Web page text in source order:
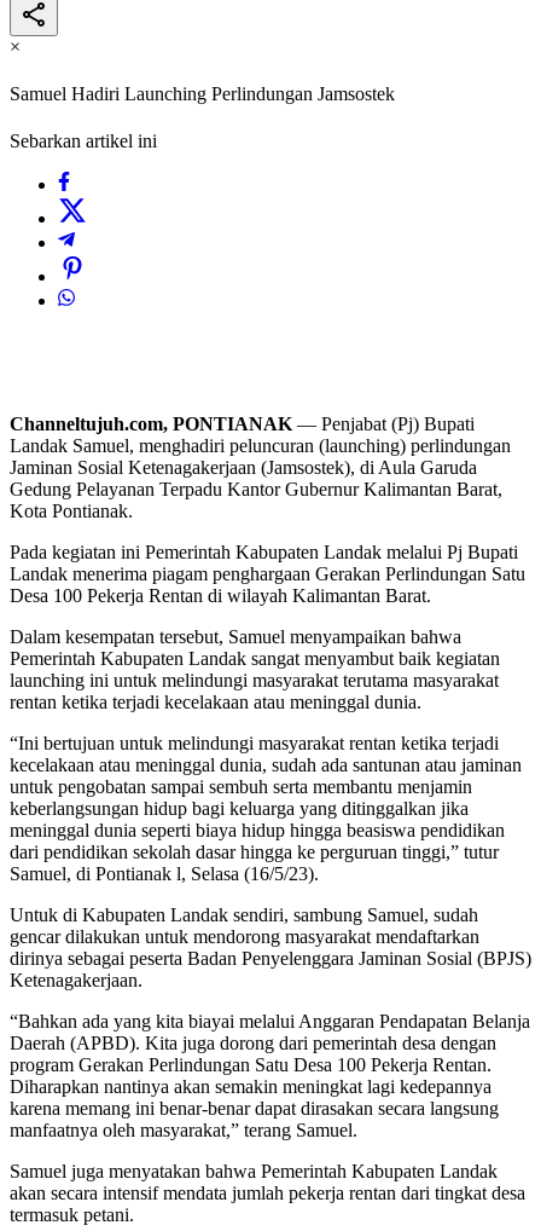
×
Samuel Hadiri Launching Perlindungan Jamsostek
Sebarkan artikel ini
Channeltujuh.com, PONTIANAK — Penjabat (Pj) Bupati
Landak Samuel, menghadiri peluncuran (launching) perlindungan
Jaminan Sosial Ketenagakerjaan (Jamsostek), di Aula Garuda
Gedung Pelayanan Terpadu Kantor Gubernur Kalimantan Barat,
Kota Pontianak.
Pada kegiatan ini Pemerintah Kabupaten Landak melalui Pj Bupati
Landak menerima piagam penghargaan Gerakan Perlindungan Satu
Desa 100 Pekerja Rentan di wilayah Kalimantan Barat.
Dalam kesempatan tersebut, Samuel menyampaikan bahwa
Pemerintah Kabupaten Landak sangat menyambut baik kegiatan
launching ini untuk melindungi masyarakat terutama masyarakat
rentan ketika terjadi kecelakaan atau meninggal dunia.
“Ini bertujuan untuk melindungi masyarakat rentan ketika terjadi
kecelakaan atau meninggal dunia, sudah ada santunan atau jaminan
untuk pengobatan sampai sembuh serta membantu menjamin
keberlangsungan hidup bagi keluarga yang ditinggalkan jika
meninggal dunia seperti biaya hidup hingga beasiswa pendidikan
dari pendidikan sekolah dasar hingga ke perguruan tinggi,” tutur
Samuel, di Pontianak l, Selasa (16/5/23).
Untuk di Kabupaten Landak sendiri, sambung Samuel, sudah
gencar dilakukan untuk mendorong masyarakat mendaftarkan
dirinya sebagai peserta Badan Penyelenggara Jaminan Sosial (BPJS)
Ketenagakerjaan.
“Bahkan ada yang kita biayai melalui Anggaran Pendapatan Belanja
Daerah (APBD). Kita juga dorong dari pemerintah desa dengan
program Gerakan Perlindungan Satu Desa 100 Pekerja Rentan.
Diharapkan nantinya akan semakin meningkat lagi kedepannya
karena memang ini benar-benar dapat dirasakan secara langsung
manfaatnya oleh masyarakat,” terang Samuel.
Samuel juga menyatakan bahwa Pemerintah Kabupaten Landak
akan secara intensif mendata jumlah pekerja rentan dari tingkat desa
termasuk petani.